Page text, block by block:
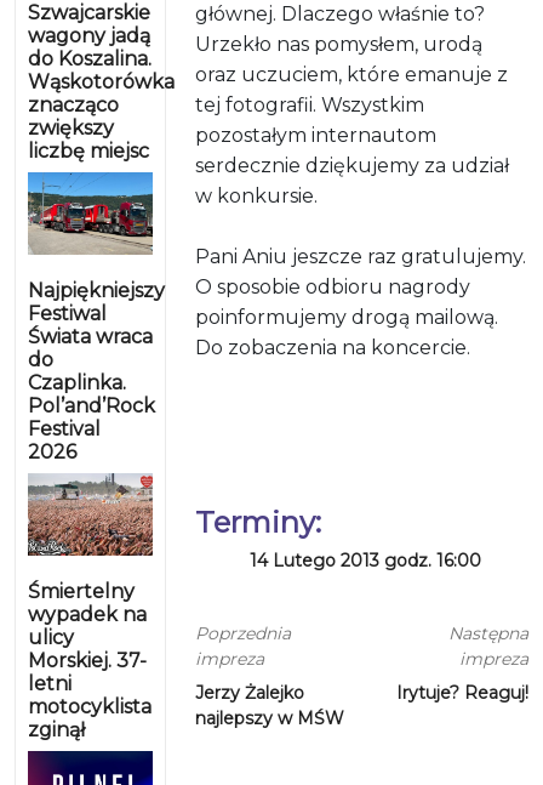
Szwajcarskie
wagony jadą
do Koszalina.
Wąskotorówka
znacząco
zwiększy
liczbę miejsc
Najpiękniejszy
Festiwal
Świata wraca
do
Czaplinka.
Pol’and’Rock
Festival
2026
Śmiertelny
wypadek na
ulicy
Morskiej. 37-
letni
motocyklista
zginął
głównej. Dlaczego właśnie to?
Urzekło nas pomysłem, urodą
oraz uczuciem, które emanuje z
tej fotografii. Wszystkim
pozostałym internautom
serdecznie dziękujemy za udział
w konkursie.
Pani Aniu jeszcze raz gratulujemy.
O sposobie odbioru nagrody
poinformujemy drogą mailową.
Do zobaczenia na koncercie.
Terminy:
14 Lutego 2013 godz. 16:00
Poprzednia
impreza
Jerzy Żalejko
najlepszy w MŚW
Następna
impreza
Irytuje? Reaguj!